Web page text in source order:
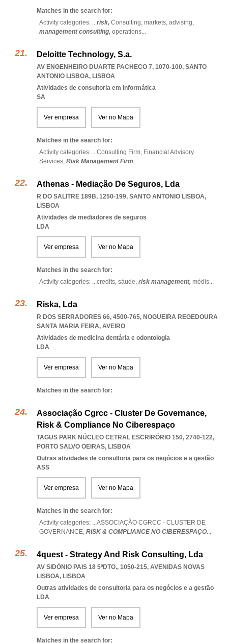
Matches in the search for:
Activity categories: ...risk, Consulting, markets, advising,
management consulting, operations...
Deloitte Technology, S.a.
AV ENGENHEIRO DUARTE PACHECO 7, 1070-100, SANTO
ANTONIO LISBOA, LISBOA
Atividades de consultoria em informática
SA
Ver empresa Ver no Mapa
Matches in the search for:
Activity categories: ...Consulting Firm, Financial Advisory
Services, Risk Management Firm...
Athenas - Mediação De Seguros, Lda
R DO SALITRE 189B, 1250-199, SANTO ANTONIO LISBOA,
LISBOA
Atividades de mediadores de seguros
LDA
Ver empresa Ver no Mapa
Matches in the search for:
Activity categories: ...credits, sáude, risk management, médis...
Riska, Lda
R DOS SERRADORES 66, 4500-765, NOGUEIRA REGEDOURA
SANTA MARIA FEIRA, AVEIRO
Atividades de medicina dentária e odontologia
LDA
Ver empresa Ver no Mapa
Matches in the search for:
Associação Cgrcc - Cluster De Governance,
Risk & Compliance No Ciberespaço
TAGUS PARK NÚCLEO CETRAL ESCRIRÓRIO 150, 2740-122,
PORTO SALVO OEIRAS, LISBOA
Outras atividades de consultoria para os negócios e a gestão
ASS
Ver empresa Ver no Mapa
Matches in the search for:
Activity categories: ...ASSOCIAÇÃO CGRCC - CLUSTER DE
GOVERNANCE, RISK & COMPLIANCE NO CIBERESPAÇO...
4quest - Strategy And Risk Consulting, Lda
AV SIDÓNIO PAIS 18 5ºDTO., 1050-215, AVENIDAS NOVAS
LISBOA, LISBOA
Outras atividades de consultoria para os negócios e a gestão
LDA
Ver empresa Ver no Mapa
Matches in the search for: